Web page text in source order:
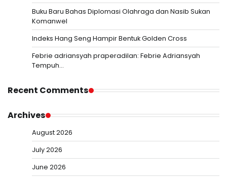
Buku Baru Bahas Diplomasi Olahraga dan Nasib Sukan
Komanwel
Indeks Hang Seng Hampir Bentuk Golden Cross
Febrie adriansyah praperadilan: Febrie Adriansyah
Tempuh…
Recent Comments
Archives
August 2026
July 2026
June 2026